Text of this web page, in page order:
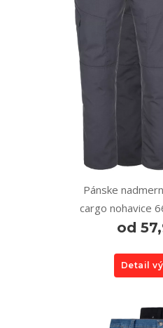
Pánske
cargo nohavice
od
Detail